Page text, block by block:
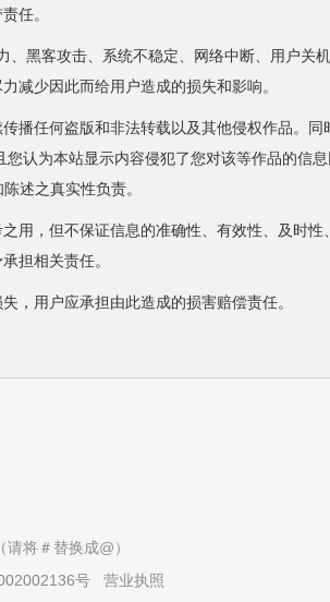
任。
黑客攻击、系统不稳定、网络中断、用户关
减少因此而给用户造成的损失和影响。
播任何盗版和非法转载以及其他侵权作品。同
认为本站显示内容侵犯了您对该等作品的信
述之真实性负责。
用，但不保证信息的准确性、有效性、及时性
担相关责任。
，用户应承担由此造成的损害赔偿责任。
将＃替换成@）
号 营业执照